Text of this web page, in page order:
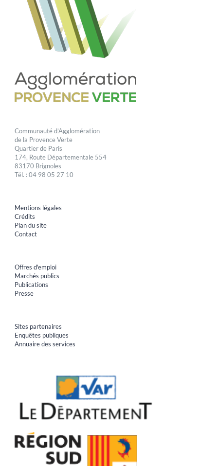
Communauté d’Agglomération
de la Provence Verte
Quartier de Paris
174, Route Départementale 554
83170 Brignoles
Tél. : 04 98 05 27 10
Mentions légales
Crédits
Plan du site
Contact
Offres d'emploi
Marchés publics
Publications
Presse
Sites partenaires
Enquêtes publiques
Annuaire des services